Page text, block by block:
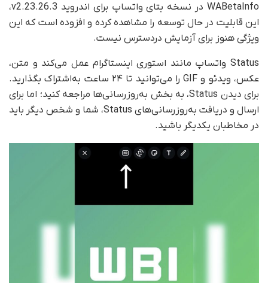
WABetaInfo در نسخه بتای واتساپ برای اندروید v2.23.26.3،
این قابلیت در حال توسعه را مشاهده کرده و افزوده است که این
ویژگی هنوز برای آزمایش در‌دسترس نیست.
Status واتساپ مانند استوری اینستاگرام عمل می‌کند و متن،
عکس، ویدئو و GIF را می‌توانید تا ۲۴ ساعت به‌اشتراک بگذارید.
برای دیدن Status، به بخش به‌روزرسانی‌ها مراجعه کنید؛ اما برای
ارسال و دریافت به‌روزرسانی‌های Status، شما و شخص دیگر باید
در مخاطبان یکدیگر باشید.